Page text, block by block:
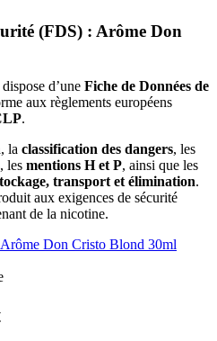
(FDS) : Arôme Don
d’une Fiche de Données de
aux règlements européens
.
, la classification des dangers, les
, les mentions H et P, ainsi que les
transport et élimination.
aux exigences de sécurité
de la nicotine.
Don Cristo Blond 30ml